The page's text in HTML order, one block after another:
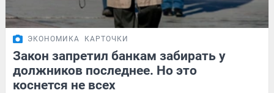
ЭКОНОМИКА КАРТОЧКИ
Закон запретил банкам забирать у
должников последнее. Но это
коснется не всех